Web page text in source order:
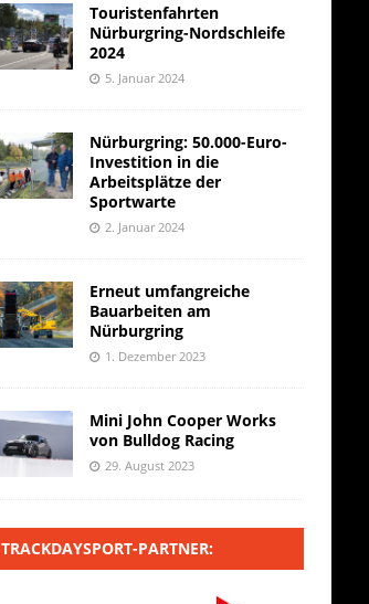
Touristenfahrten
Nürburgring-Nordschleife
2024
5. Januar 2024
Nürburgring: 50.000-Euro-
Investition in die
Arbeitsplätze der
Sportwarte
2. Januar 2024
Erneut umfangreiche
Bauarbeiten am
Nürburgring
1. Dezember 2023
Mini John Cooper Works
von Bulldog Racing
29. August 2023
TRACKDAYSPORT-PARTNER: